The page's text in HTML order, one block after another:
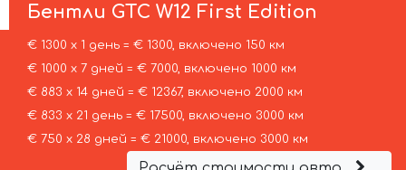
Бентли GTC W12 First Edition
€ 1300 х 1 день = € 1300, включено 150 км
€ 1000 х 7 дней = € 7000, включено 1000 км
€ 883 х 14 дней = € 12367, включено 2000 км
€ 833 х 21 день = € 17500, включено 3000 км
€ 750 х 28 дней = € 21000, включено 3000 км